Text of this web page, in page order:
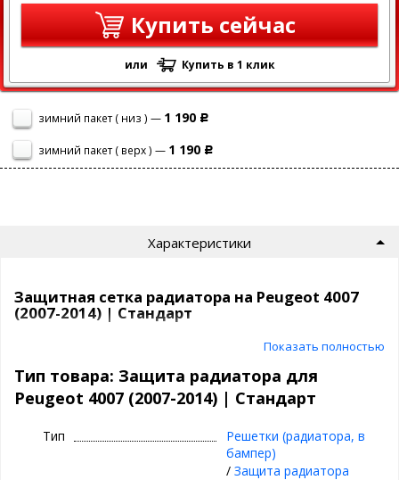
Купить сейчас
или Купить в 1 клик
зимний пакет ( низ ) — 1 190 Р
зимний пакет ( верх ) — 1 190 Р
Характеристики
Защитная сетка радиатора на Peugeot 4007
(2007-2014) | Стандарт
Сетка на радиатор Peugeot 4007 (2007-2014) защитит ваш
автомобиль от насекомых, камней, мусора и выглядит просто
отлично!
сегодня.
Показать полностью
Тип товара: Защита радиатора для
Peugeot 4007 (2007-2014) | Стандарт
Тип
Решетки (радиатора, в
бампер)
/ Защита радиатора